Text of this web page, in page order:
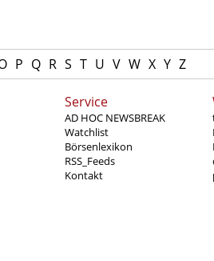
P Q R S T U V W X Y Z
Service
AD HOC NEWSBREAK
Watchlist
Börsenlexikon
RSS_Feeds
Kontakt